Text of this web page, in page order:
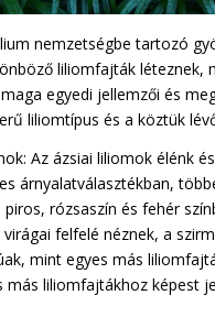
nemzetségbe tartozó
liliomfajták léteznek,
egyedi jellemzői és
liliomtípus és a köztük
Az ázsiai liliomok élénk
árnyalatválasztékban,
piros, rózsaszín és fehér
felfelé néznek, a
mint egyes más
más liliomfajtákhoz képest